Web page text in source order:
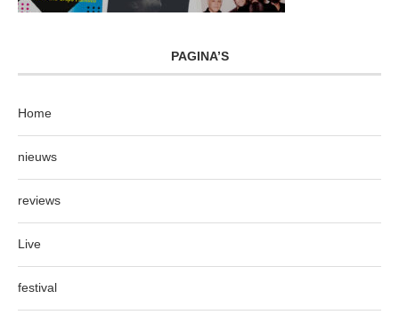
PAGINA’S
Home
nieuws
reviews
Live
festival